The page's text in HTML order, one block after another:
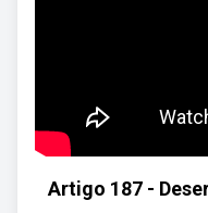
Artigo 187 -